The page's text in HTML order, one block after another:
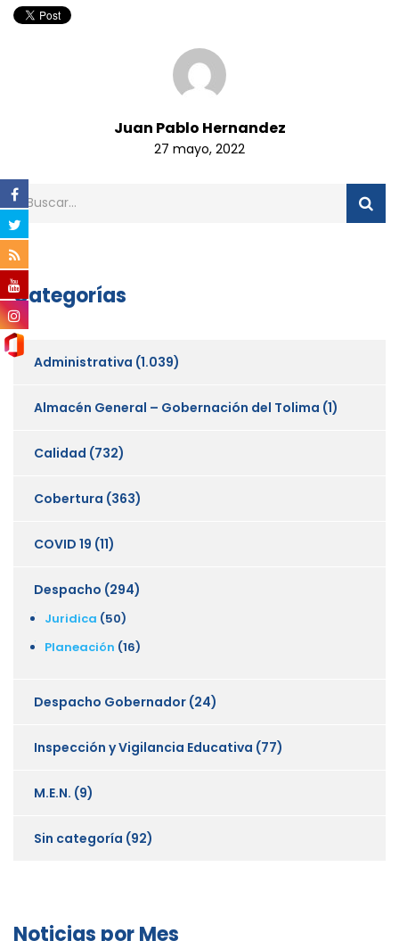
Juan Pablo Hernandez
27 mayo, 2022
Categorías
Administrativa (1.039)
Almacén General – Gobernación del Tolima (1)
Calidad (732)
Cobertura (363)
COVID 19 (11)
Despacho (294)
Juridica (50)
Planeación (16)
Despacho Gobernador (24)
Inspección y Vigilancia Educativa (77)
M.E.N. (9)
Sin categoría (92)
Noticias por Mes